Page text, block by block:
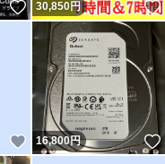
いいね！
30,850円
いいね！
16,800円